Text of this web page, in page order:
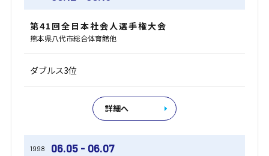
第41回全日本社会人選手権大会
熊本県八代市総合体育館他
ダブルス3位
詳細へ
06.05 - 06.07
1998